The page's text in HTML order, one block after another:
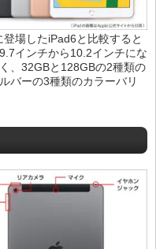
場したiPad6と比較すると
インチから10.2インチにな
、32GBと128GBの2種類の
バーの3種類のカラーバリ